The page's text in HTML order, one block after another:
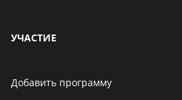
УЧАСТИЕ
Добавить программу